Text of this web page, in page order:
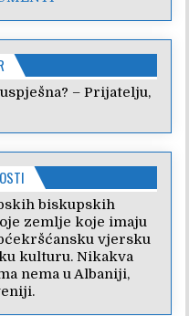
– Prijatelju,
biskupskih
zemlje koje imaju
vjersku
kulturu. Nikakva
nema u Albaniji,